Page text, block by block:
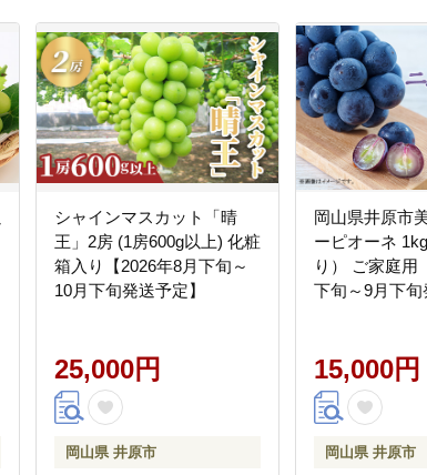
シャインマスカット「晴
王」2房 (1房600g以上) 化粧
箱入り【2026年8月下旬～
10月下旬発送予定】
25,000円
岡山県 井原市
岡山県井原市
ーピオーネ
り） ご家庭用
下旬～9月下旬
15,000円
岡山県 井原市